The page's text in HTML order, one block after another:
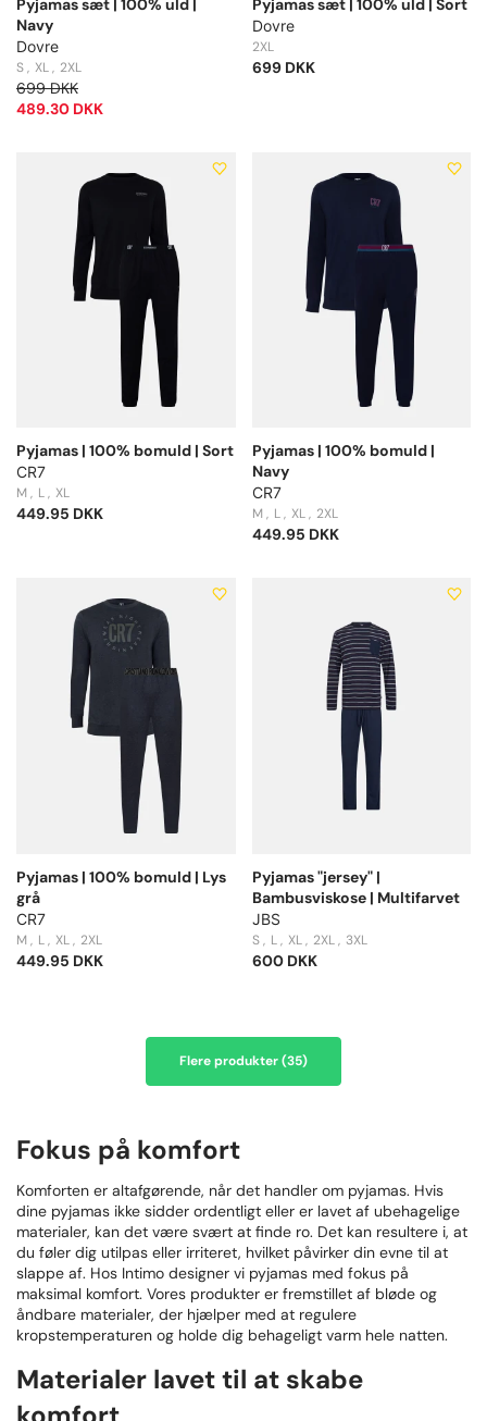
Pyjamas sæt | 100% uld |
Navy
Dovre
S XL 2XL
699 DKK
489.30 DKK
Pyjamas sæt | 100% uld | Sort
Dovre
2XL
699 DKK
Pyjamas | 100% bomuld | Sort
CR7
M L XL
449.95 DKK
Pyjamas | 100% bomuld |
Navy
CR7
M L XL 2XL
449.95 DKK
Pyjamas | 100% bomuld | Lys
grå
CR7
M L XL 2XL
449.95 DKK
Pyjamas "jersey" |
Bambusviskose | Multifarvet
JBS
S L XL 2XL 3XL
600 DKK
Flere produkter (35)
Fokus på komfort
Komforten er altafgørende, når det handler om pyjamas. Hvis
dine pyjamas ikke sidder ordentligt eller er lavet af ubehagelige
materialer, kan det være svært at finde ro. Det kan resultere i, at
du føler dig utilpas eller irriteret, hvilket påvirker din evne til at
slappe af. Hos Intimo designer vi pyjamas med fokus på
maksimal komfort. Vores produkter er fremstillet af bløde og
åndbare materialer, der hjælper med at regulere
kropstemperaturen og holde dig behageligt varm hele natten.
Materialer lavet til at skabe